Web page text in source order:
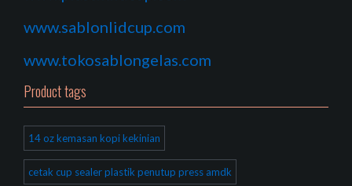
www.sablonlidcup.com
www.tokosablongelas.com
Product tags
14 oz kemasan kopi kekinian
cetak cup sealer plastik penutup press amdk